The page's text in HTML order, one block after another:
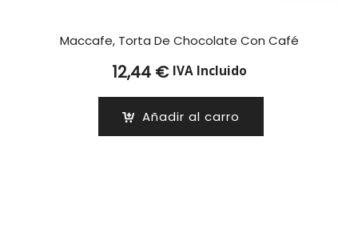
Maccafe, Torta De Chocolate Con Café
12,44 € IVA Incluido
Añadir al carro